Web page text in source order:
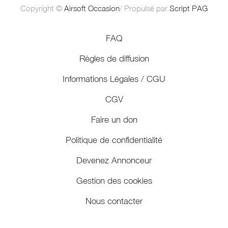
Copyright © Airsoft Occasion/ Propulsé par Script PAG
FAQ
Règles de diffusion
Informations Légales / CGU
CGV
Faire un don
Politique de confidentialité
Devenez Annonceur
Gestion des cookies
Nous contacter